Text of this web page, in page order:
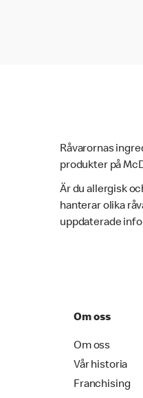
Råvarornas
produkter på
Är du allergisk
hanterar olika
uppdaterade
Om oss
Om oss
Vår historia
Franchising